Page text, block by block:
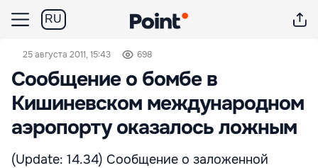
RU
25 августа 2011, 15:43 698
Сообщение о бомбе в
Кишиневском международном
аэропорту оказалось ложным
(Update: 14.34) Сообщение о заложенной